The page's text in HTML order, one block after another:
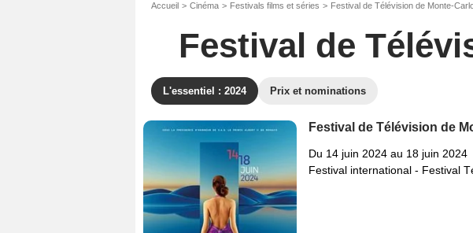
Accueil Cinéma Festivals films et séries Festival de Télévision de Monte-
Festival de
L'essentiel : 2024 Prix et nominations
Festival de Télévision de
Du 14 juin 2024 au 18 juin 2024
Festival international - Festival